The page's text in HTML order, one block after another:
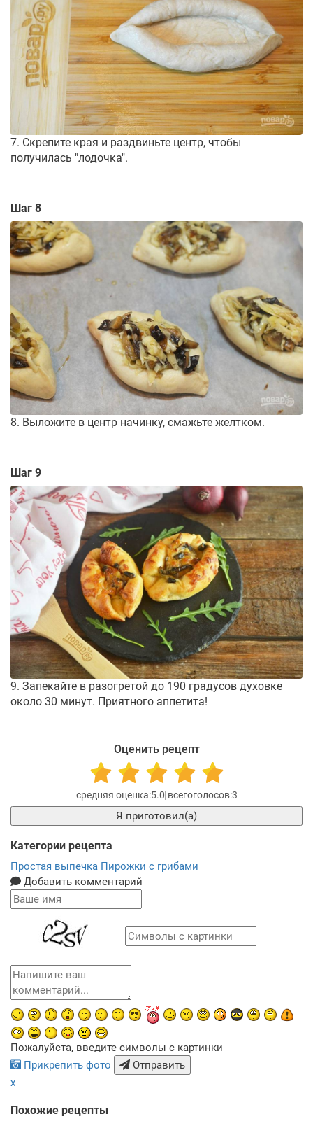
7. Скрепите края и раздвиньте центр, чтобы
получилась "лодочка".
Шаг 8
8. Выложите в центр начинку, смажьте желтком.
Шаг 9
9. Запекайте в разогретой до 190 градусов духовке
около 30 минут. Приятного аппетита!
Оценить рецепт
5.0 3
Я приготовил(а)
Категории рецепта
Простая выпечка Пирожки с грибами
Добавить комментарий
Пожалуйста, введите символы с картинки
Прикрепить фото
Отправить
x
Похожие рецепты